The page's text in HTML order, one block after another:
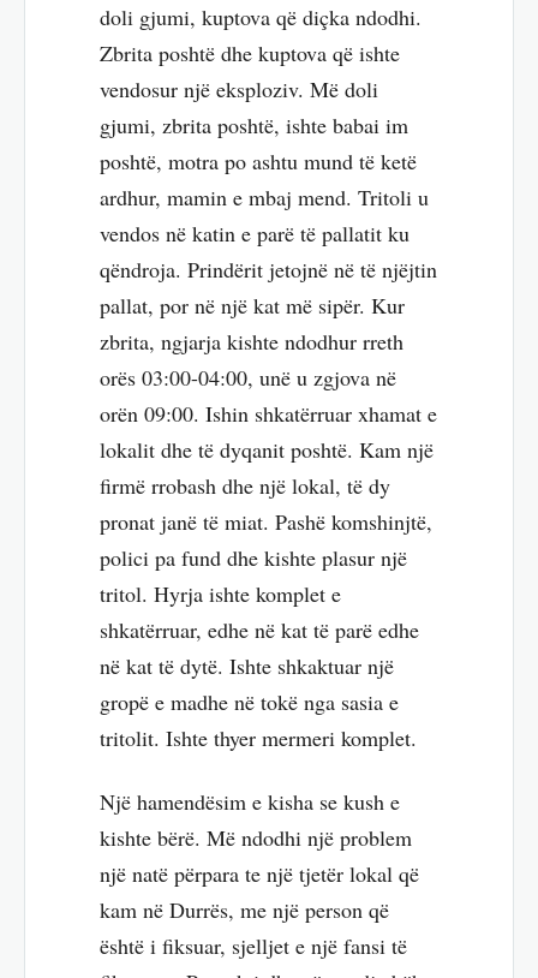
doli gjumi, kuptova që diçka ndodhi.
Zbrita poshtë dhe kuptova që ishte
vendosur një eksploziv. Më doli
gjumi, zbrita poshtë, ishte babai im
poshtë, motra po ashtu mund të ketë
ardhur, mamin e mbaj mend. Tritoli u
vendos në katin e parë të pallatit ku
qëndroja. Prindërit jetojnë në të njëjtin
pallat, por në një kat më sipër. Kur
zbrita, ngjarja kishte ndodhur rreth
orës 03:00-04:00, unë u zgjova në
orën 09:00. Ishin shkatërruar xhamat e
lokalit dhe të dyqanit poshtë. Kam një
firmë rrobash dhe një lokal, të dy
pronat janë të miat. Pashë komshinjtë,
polici pa fund dhe kishte plasur një
tritol. Hyrja ishte komplet e
shkatërruar, edhe në kat të parë edhe
në kat të dytë. Ishte shkaktuar një
gropë e madhe në tokë nga sasia e
tritolit. Ishte thyer mermeri komplet.
Një hamendësim e kisha se kush e
kishte bërë. Më ndodhi një problem
një natë përpara te një tjetër lokal që
kam në Durrës, me një person që
është i fiksuar, sjelljet e një fansi të